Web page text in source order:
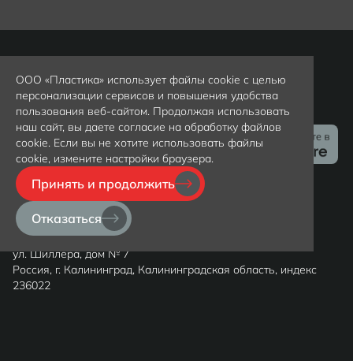
ООО «Пластика» использует файлы cookie с целью
персонализации сервисов и повышения удобства
пользования веб-сайтом. Продолжая использовать
наш сайт, вы даете согласие на обработку файлов
cookie. Если вы не хотите использовать файлы
cookie, измените настройки браузера.
Принять и продолжить
Отказаться
Установить мобильное приложение VIP Clinic
© 2026 VIP Clinic
ООО "ПЛАСТИКА"
ул. Пугачева, дом № 4
ООО "МЕДИЦИНА"
ул. Шиллера, дом № 7
Россия, г. Калининград, Калининградская область, индекс
236022